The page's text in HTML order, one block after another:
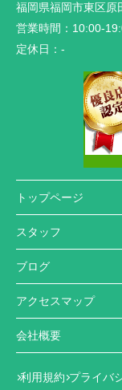
福岡県福岡市東区原
営業時間： 10:00-
定休日： -
トップページ
スタッフ
ブログ
アクセスマップ
会社概要
利用規約 プライバ